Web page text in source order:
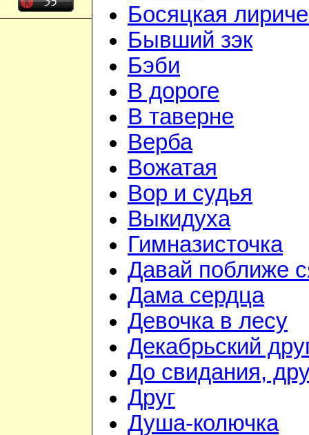
Босяцкая
Бывший зэк
Бэби
В дороге
В таверне
Верба
Вожатая
Вор и судья
Выкидуха
Гимназисточка
Давай поближе
Дама сердца
Девочка в лесу
Декабрьский
До свидания,
Друг
Душа-колючка